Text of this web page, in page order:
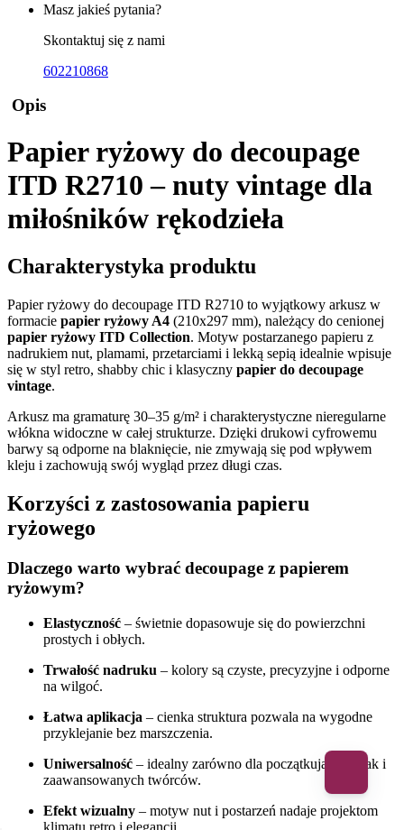
Masz jakieś pytania?
Skontaktuj się z nami
602210868
Opis
Papier ryżowy do decoupage
ITD R2710 – nuty vintage dla
miłośników rękodzieła
Charakterystyka produktu
Papier ryżowy do decoupage ITD R2710 to wyjątkowy arkusz w
formacie papier ryżowy A4 (210x297 mm), należący do cenionej
papier ryżowy ITD Collection. Motyw postarzanego papieru z
nadrukiem nut, plamami, przetarciami i lekką sepią idealnie wpisuje
się w styl retro, shabby chic i klasyczny papier do decoupage
vintage.
Arkusz ma gramaturę 30–35 g/m² i charakterystyczne nieregularne
włókna widoczne w całej strukturze. Dzięki drukowi cyfrowemu
barwy są odporne na blaknięcie, nie zmywają się pod wpływem
kleju i zachowują swój wygląd przez długi czas.
Korzyści z zastosowania papieru
ryżowego
Dlaczego warto wybrać decoupage z papierem
ryżowym?
Elastyczność – świetnie dopasowuje się do powierzchni
prostych i obłych.
Trwałość nadruku – kolory są czyste, precyzyjne i odporne
na wilgoć.
Łatwa aplikacja – cienka struktura pozwala na wygodne
przyklejanie bez marszczenia.
Uniwersalność – idealny zarówno dla początkujących, jak i
zaawansowanych twórców.
Efekt wizualny – motyw nut i postarzeń nadaje projektom
klimatu retro i elegancji.